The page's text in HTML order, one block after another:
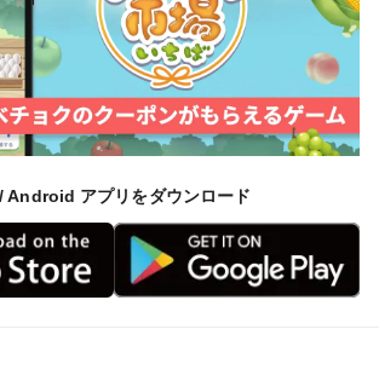
Android アプリをダウンロード